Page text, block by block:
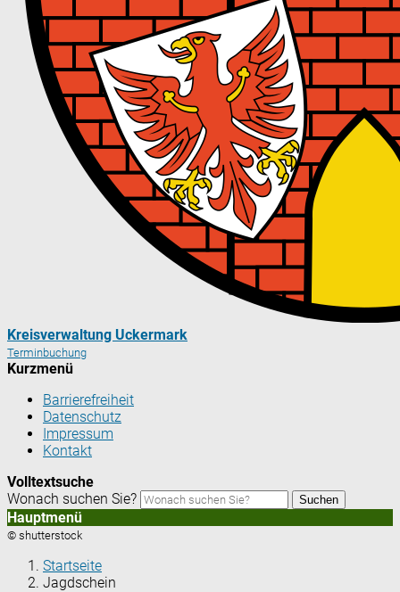
Kreisverwaltung Uckermark
Terminbuchung
Kurzmenü
Barrierefreiheit
Datenschutz
Impressum
Kontakt
Volltextsuche
Wonach suchen Sie?
Suchen
Hauptmenü
© shutterstock
Startseite
Jagdschein